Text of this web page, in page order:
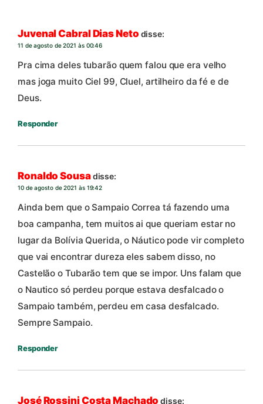
Juvenal Cabral Dias Neto disse:
11 de agosto de 2021 às 00:46
Pra cima deles tubarão quem falou que era velho
mas joga muito Ciel 99, Cluel, artilheiro da fé e de
Deus.
Responder
Ronaldo Sousadisse:
10 de agosto de 2021 às 19:42
Ainda bem que o Sampaio Correa tá fazendo uma
boa campanha, tem muitos ai que queriam estar no
lugar da Bolívia Querida, o Náutico pode vir completo
que vai encontrar dureza eles sabem disso, no
Castelão o Tubarão tem que se impor. Uns falam que
o Nautico só perdeu porque estava desfalcado o
Sampaio também, perdeu em casa desfalcado.
Sempre Sampaio.
Responder
José Rossini Costa Machado disse: